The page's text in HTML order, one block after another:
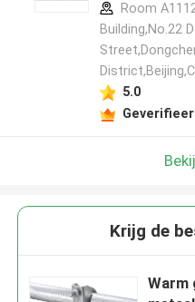
Room
Building,No.22
5.0
Krijg de
Warm